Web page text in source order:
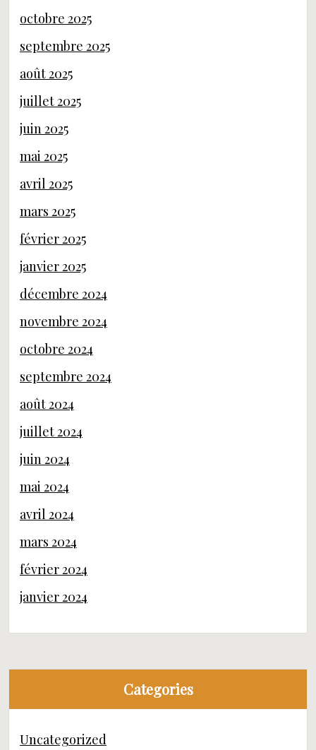
octobre 2025
septembre 2025
août 2025
juillet 2025
juin 2025
mai 2025
avril 2025
mars 2025
février 2025
janvier 2025
décembre 2024
novembre 2024
octobre 2024
septembre 2024
août 2024
juillet 2024
juin 2024
mai 2024
avril 2024
mars 2024
février 2024
janvier 2024
Categories
Uncategorized